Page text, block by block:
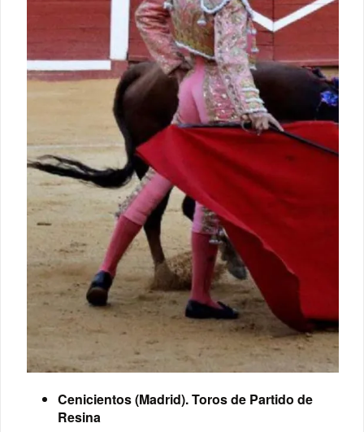
Cenicientos (Madrid). Toros de Partido de
Resina